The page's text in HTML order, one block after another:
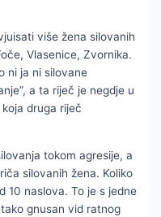
više žena silovanih
Vlasenice, Zvornika.
ni ja ni silovane
a ta riječ je negdje u
druga riječ
tokom agresije, a
silovanih žena. Koliko
10 naslova. To je s jedne
gnusan vid ratnog